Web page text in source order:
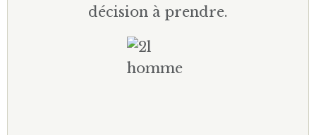
décision à prendre.